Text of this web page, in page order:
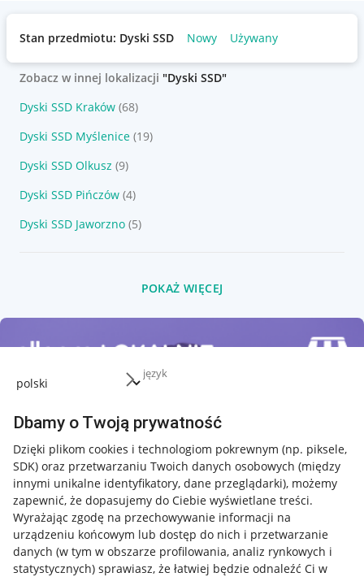
język
Dbamy o Twoją prywatność
Dzięki plikom cookies i technologiom pokrewnym (np. piksele,
SDK) oraz przetwarzaniu Twoich danych osobowych (między
innymi unikalne identyfikatory, dane przeglądarki), możemy
zapewnić, że dopasujemy do Ciebie wyświetlane treści.
Wyrażając zgodę na przechowywanie informacji na
urządzeniu końcowym lub dostęp do nich i przetwarzanie
danych (w tym w obszarze profilowania, analiz rynkowych i
statystycznych) sprawiasz, że łatwiej będzie odnaleźć Ci w
Stan przedmiotu: Dyski SSD Nowy Używany
Zobacz w innej lokalizacji "Dyski SSD"
Dyski SSD Kraków (68)
Dyski SSD Myślenice (19)
Dyski SSD Olkusz (9)
Dyski SSD Pińczów (4)
Dyski SSD Jaworzno (5)
POKAŻ WIĘCEJ